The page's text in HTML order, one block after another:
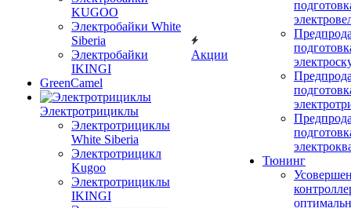
KUGOO
Электробайки White
Siberia
Электробайки
IKINGI
GreenCamel
Электротрициклы
Электротрициклы
White Siberia
Электротрицикл
Kugoo
Электротрициклы
IKINGI
Акции
Тюнинг